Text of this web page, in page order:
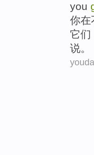
you
你在
它们
说。